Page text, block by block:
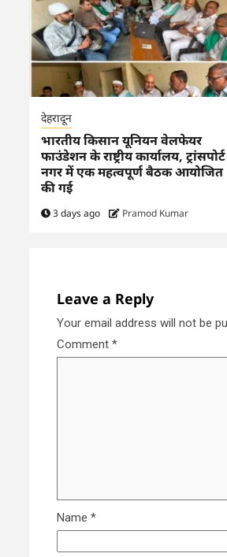
देहरादून
भारतीय किसान यूनियन वेलफेयर
फाउंडेशन के राष्ट्रीय कार्यालय, ट्रांसपोर्ट
नगर में एक महत्वपूर्ण बैठक आयोजित
की गई
3 days ago Pramod Kumar
Leave a Reply
Your email address will not be
Comment *
Name *